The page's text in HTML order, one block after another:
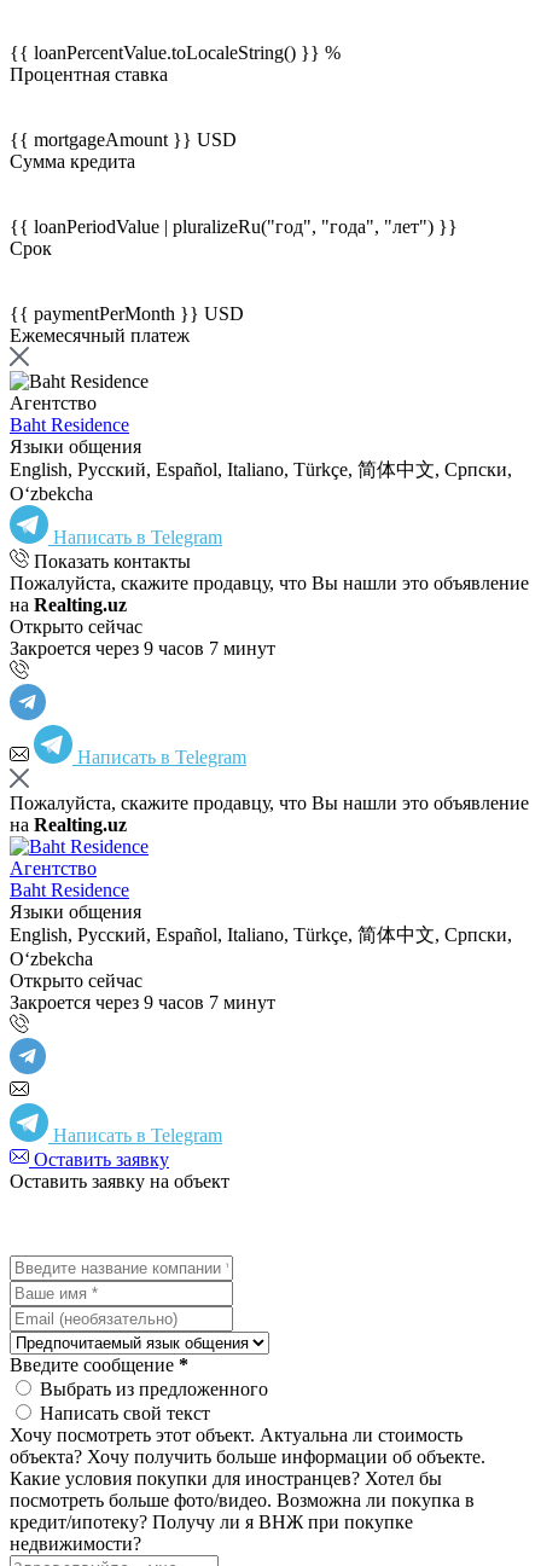
{{ loanPercentValue.toLocaleString() }} %
Процентная ставка
{{ mortgageAmount }} USD
Сумма кредита
{{ loanPeriodValue | pluralizeRu("год", "года", "лет") }}
Срок
{{ paymentPerMonth }} USD
Ежемесячный платеж
Агентство
Baht Residence
Языки общения
English, Русский, Español, Italiano, Türkçe, 简体中文, Српски,
Oʻzbekcha
Написать в Telegram
Показать контакты
Пожалуйста, скажите продавцу, что Вы нашли это объявление
на Realting.uz
Открыто сейчас
Закроется через 9 часов 7 минут
Написать в Telegram
Пожалуйста, скажите продавцу, что Вы нашли это объявление
на Realting.uz
Агентство
Baht Residence
Языки общения
English, Русский, Español, Italiano, Türkçe, 简体中文, Српски,
Oʻzbekcha
Открыто сейчас
Закроется через 9 часов 7 минут
Написать в Telegram
Оставить заявку
Оставить заявку на объект
Введите сообщение *
Выбрать из предложенного
Написать свой текст
Хочу посмотреть этот объект. Актуальна ли стоимость
объекта? Хочу получить больше информации об объекте.
Какие условия покупки для иностранцев? Хотел бы
посмотреть больше фото/видео. Возможна ли покупка в
кредит/ипотеку? Получу ли я ВНЖ при покупке
недвижимости?